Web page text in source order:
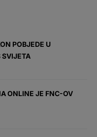
POBJEDE U
SVIJETA
ONLINE JE FNC-OV